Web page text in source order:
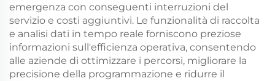
emergenza con conseguenti interruzioni del
servizio e costi aggiuntivi. Le funzionalità di raccolta
e analisi dati in tempo reale forniscono preziose
informazioni sull'efficienza operativa, consentendo
alle aziende di ottimizzare i percorsi, migliorare la
precisione della programmazione e ridurre il